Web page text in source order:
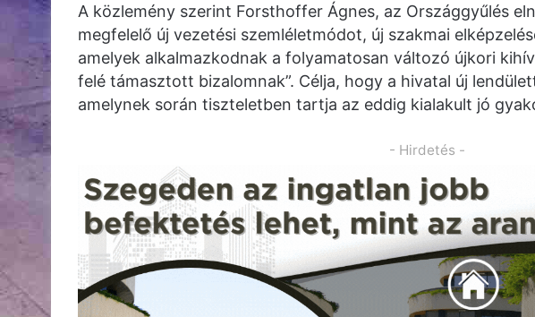
A közlemény szerint Forsthoffer Ágnes, az Országgyűlés
megfelelő új vezetési szemléletmódot, új szakmai
amelyek alkalmazkodnak a folyamatosan változó újkori
felé támasztott bizalomnak”. Célja, hogy a hivatal új
amelynek során tiszteletben tartja az eddig kialakult jó
- Hirdetés -